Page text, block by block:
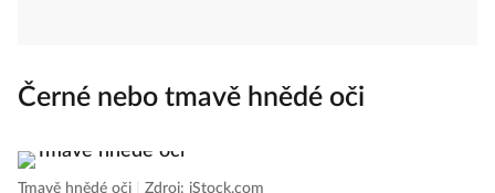
Černé nebo tmavě hnědé oči
Tmavě hnědé oči Zdroj: iStock.com